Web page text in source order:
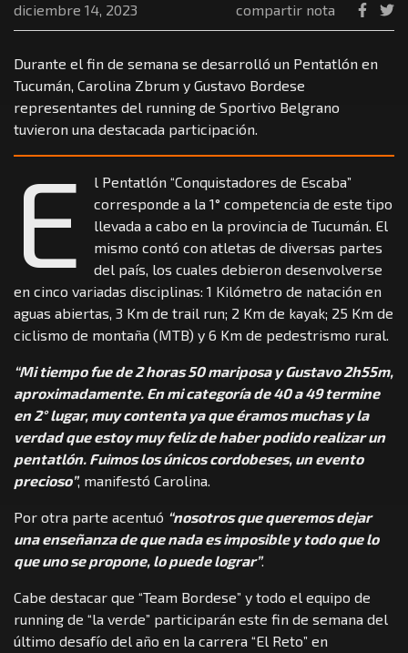
diciembre 14, 2023 compartir nota
Durante el fin de semana se desarrolló un Pentatlón en
Tucumán, Carolina Zbrum y Gustavo Bordese
representantes del running de Sportivo Belgrano
tuvieron una destacada participación.
E
l Pentatlón “Conquistadores de Escaba”
corresponde a la 1° competencia de este tipo
llevada a cabo en la provincia de Tucumán. El
mismo contó con atletas de diversas partes
del país, los cuales debieron desenvolverse
en cinco variadas disciplinas: 1 Kilómetro de natación en
aguas abiertas, 3 Km de trail run; 2 Km de kayak; 25 Km de
ciclismo de montaña (MTB) y 6 Km de pedestrismo rural.
“Mi tiempo fue de 2 horas 50 mariposa y Gustavo 2h55m,
aproximadamente. En mi categoría de 40 a 49 termine
en 2° lugar, muy contenta ya que éramos muchas y la
verdad que estoy muy feliz de haber podido realizar un
pentatlón. Fuimos los únicos cordobeses, un evento
precioso”, manifestó Carolina.
Por otra parte acentuó “nosotros que queremos dejar
una enseñanza de que nada es imposible y todo que lo
que uno se propone, lo puede lograr”.
Cabe destacar que “Team Bordese” y todo el equipo de
running de “la verde” participarán este fin de semana del
último desafío del año en la carrera “El Reto” en